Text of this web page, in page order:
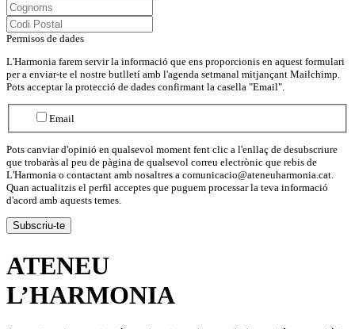
Permisos de dades
L'Harmonia farem servir la informació que ens proporcionis en aquest formulari
per a enviar-te el nostre butlletí amb l'agenda setmanal mitjançant Mailchimp.
Pots acceptar la protecció de dades confirmant la casella "Email".
Email
Pots canviar d'opinió en qualsevol moment fent clic a l'enllaç de desubscriure
que trobaràs al peu de pàgina de qualsevol correu electrònic que rebis de
L'Harmonia o contactant amb nosaltres a comunicacio@ateneuharmonia.cat.
Quan actualitzis el perfil acceptes que puguem processar la teva informació
d'acord amb aquests temes.
ATENEU
L’HARMONIA